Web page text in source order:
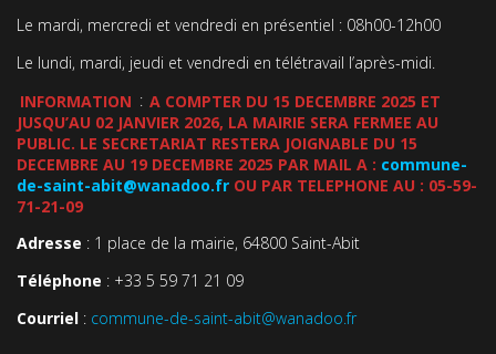
Le mardi, mercredi et vendredi en présentiel : 08h00-12h00
Le lundi, mardi, jeudi et vendredi en télétravail l’après-midi.
INFORMATION : A COMPTER DU 15 DECEMBRE 2025 ET
JUSQU’AU 02 JANVIER 2026, LA MAIRIE SERA FERMEE AU
PUBLIC. LE SECRETARIAT RESTERA JOIGNABLE DU 15
DECEMBRE AU 19 DECEMBRE 2025 PAR MAIL A : commune-
de-saint-abit@wanadoo.fr OU PAR TELEPHONE AU : 05-59-
71-21-09
Adresse : 1 place de la mairie, 64800 Saint-Abit
Téléphone : +33 5 59 71 21 09
Courriel : commune-de-saint-abit@wanadoo.fr